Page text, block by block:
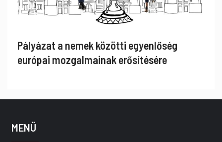
Pályázat a nemek közötti egyenlőség
európai mozgalmainak erősítésére
MENÜ